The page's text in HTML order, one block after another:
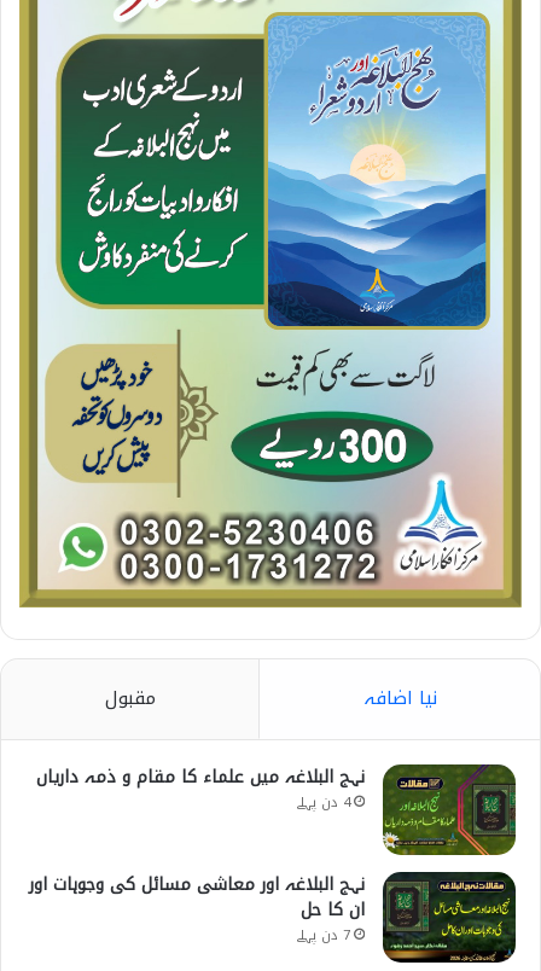
نیا اضافہ مقبول
نہج البلاغہ میں علماء کا مقام و ذمہ داریاں
4 دن پہلے
نہج البلاغہ اور معاشی مسائل کی وجوہات اور
ان کا حل
7 دن پہلے